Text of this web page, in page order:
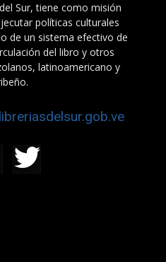
Sur, tiene como misión
políticas culturales
de un sistema efectivo de
del libro y otros
latinoamericano y